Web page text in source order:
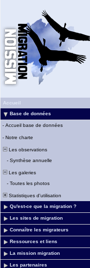
Accueil
Base de données
- Accueil base de données
- Notre charte
Les observations
- Synthèse annuelle
Les galeries
- Toutes les photos
Statistiques d'utilisation
Qu'est-ce que la migration ?
Les sites de migration
Connaître les migrateurs
Ressources et liens
La mission migration
Les partenaires